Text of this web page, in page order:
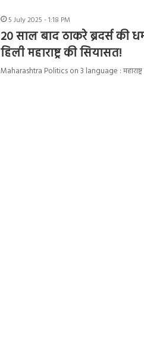
5 July 2025 - 1:18 PM
20 साल बाद ठाकरे ब्रदर्स की
हिली महाराष्ट्र की सियासत!
Maharashtra Politics on 3 language :